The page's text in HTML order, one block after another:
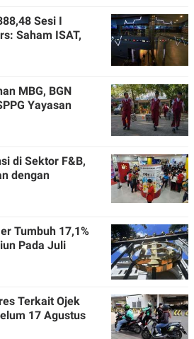
Sesi I
Saham ISAT,
MBG, BGN
Yayasan
di Sektor F&B,
dengan
Tumbuh 17,1%
Pada Juli
Terkait Ojek
17 Agustus